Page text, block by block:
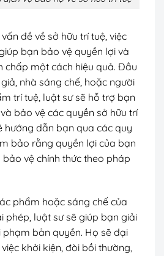
đề về sở hữu trí tuệ, việc
bạn bảo vệ quyền lợi và
chấp một cách hiệu quả. Đầu
nhà sáng chế, hoặc người
trí tuệ, luật sư sẽ hỗ trợ bạn
bảo vệ các quyền sở hữu trí
hướng dẫn bạn qua các quy
bảo rằng quyền lợi của bạn
vệ chính thức theo pháp
phẩm hoặc sáng chế của
phép, luật sư sẽ giúp bạn giải
bản quyền. Họ sẽ đại
khởi kiện, đòi bồi thường,